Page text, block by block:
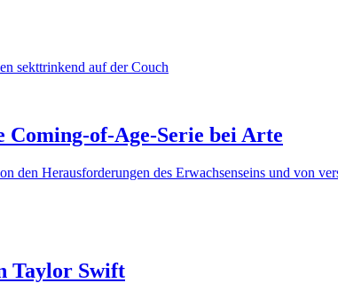
Coming-of-Age-Serie bei Arte
den Herausforderungen des Erwachsenseins und von
Taylor Swift